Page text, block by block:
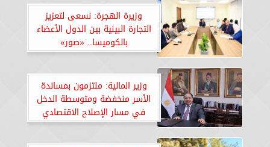
وزيرة الهجرة: نسعى لتعزيز
التجارة البينية بين الدول الأعضاء
بالكوميسا.. «صور»
وزير المالية: ملتزمون بمساندة
الأسر منخفضة ومتوسطة الدخل
في مسار الإصلاح الاقتصادي